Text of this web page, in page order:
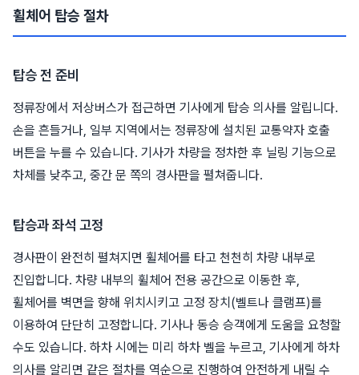
휠체어 탑승 절차
탑승 전 준비
정류장에서 저상버스가 접근하면 기사에게 탑승 의사를 알립니다.
손을 흔들거나, 일부 지역에서는 정류장에 설치된 교통약자 호출
버튼을 누를 수 있습니다. 기사가 차량을 정차한 후 닐링 기능으로
차체를 낮추고, 중간 문 쪽의 경사판을 펼쳐줍니다.
탑승과 좌석 고정
경사판이 완전히 펼쳐지면 휠체어를 타고 천천히 차량 내부로
진입합니다. 차량 내부의 휠체어 전용 공간으로 이동한 후,
휠체어를 벽면을 향해 위치시키고 고정 장치(벨트나 클램프)를
이용하여 단단히 고정합니다. 기사나 동승 승객에게 도움을 요청할
수도 있습니다. 하차 시에는 미리 하차 벨을 누르고, 기사에게 하차
의사를 알리면 같은 절차를 역순으로 진행하여 안전하게 내릴 수